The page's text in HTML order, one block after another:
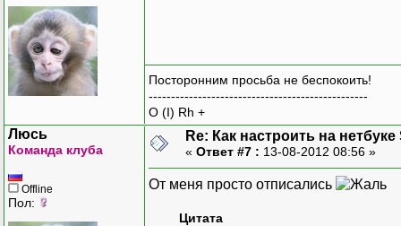
Посторонним просьба не беспокоить!
-------------------------------------------------
O (I) Rh +
Люсь
Команда клуба
Offline
Пол:
Re: Как настроить на
« Ответ #7 : 13-08-2012 08:56 »
От меня просто отписались
Цитата